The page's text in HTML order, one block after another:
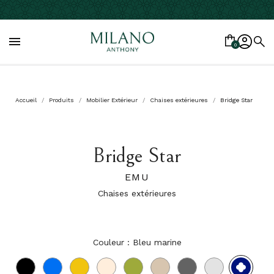
 0
Accueil Produits Mobilier Extérieur Chaises extérieures Bridge Star
Bridge Star
EMU
Chaises extérieures
Couleur : Bleu marine
Noir Bleu Jaune Sable Vert Tourterelle
Fer
Blanc
Bleu